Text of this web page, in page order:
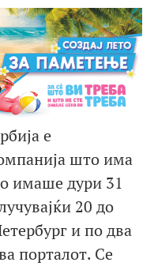
е
што има
имаше дури 31
20 до
и по два
порталот. Се